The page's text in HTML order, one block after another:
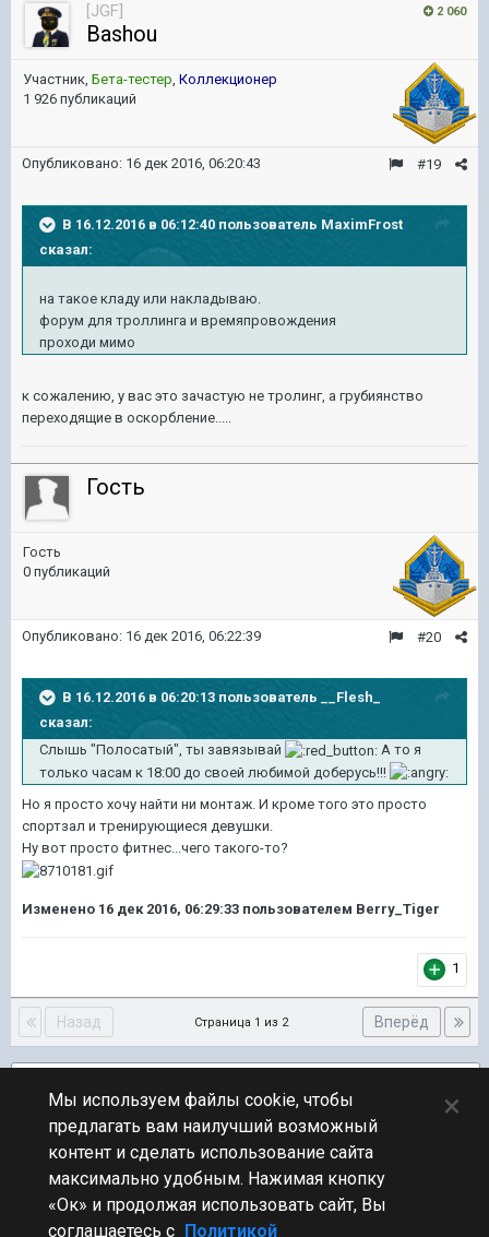
2 060
[JGF]
Bashou
Участник, Бета-тестер, Коллекционер
1 926 публикаций
#19
Опубликовано: 16 дек 2016, 06:20:43
В 16.12.2016 в 06:12:40 пользователь MaximFrost
сказал:
на такое кладу или накладываю.
форум для троллинга и времяпровождения
проходи мимо
к сожалению, у вас это зачастую не тролинг, а грубиянство
переходящие в оскорбление.....
Гость
Гость
0 публикаций
#20
Опубликовано: 16 дек 2016, 06:22:39
В 16.12.2016 в 06:20:13 пользователь __Flesh_
сказал:
Слышь "Полосатый", ты завязывай
А то я
только часам к 18:00 до своей любимой доберусь!!!
Но я просто хочу найти ни монтаж. И кроме того это просто
спортзал и тренирующиеся девушки.
Ну вот просто фитнес...чего такого-то?
Изменено 16 дек 2016, 06:29:33 пользователем Berry_Tiger
1
Назад Вперёд
Страница 1 из 2
ПЕРЕЙТИ К СПИСКУ ТЕМ
Юмор
Мы используем файлы cookie, чтобы
предлагать вам наилучший возможный
контент и сделать использование сайта
максимально удобным. Нажимая кнопку
«Ок» и продолжая использовать сайт, Вы
соглашаетесь с Политикой
×